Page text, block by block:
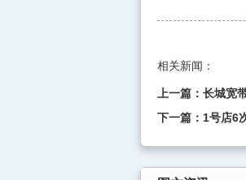
相关新闻：
上一篇： 长城宽
下一篇： 1号店6